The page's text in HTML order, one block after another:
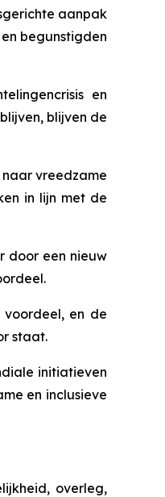
aanpak
begunstigden
en
blijven de
vreedzame
in lijn met de
door een nieuw
en de
staat.
initiatieven
en inclusieve
overleg,